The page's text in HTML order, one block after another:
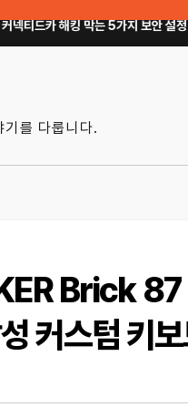
지 보안 설정｜OTA 업데이트부터
를 다룹니다.
Brick 87
커스텀 키